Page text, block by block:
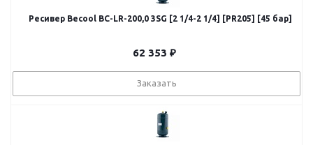
Ресивер Becool BC-LR-200,0 3SG [2 1/4-2 1/4] [PR205] [45 бар]
62 353 ₽
Заказать